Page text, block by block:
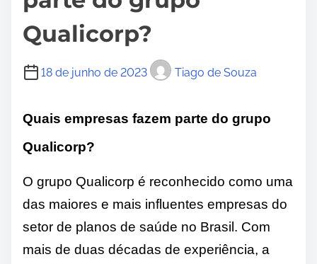
Qualicorp?
18 de junho de 2023 Tiago de Souza
Quais empresas fazem parte do grupo
Qualicorp?
O grupo Qualicorp é reconhecido como uma
das maiores e mais influentes empresas do
setor de planos de saúde no Brasil. Com
mais de duas décadas de experiência, a